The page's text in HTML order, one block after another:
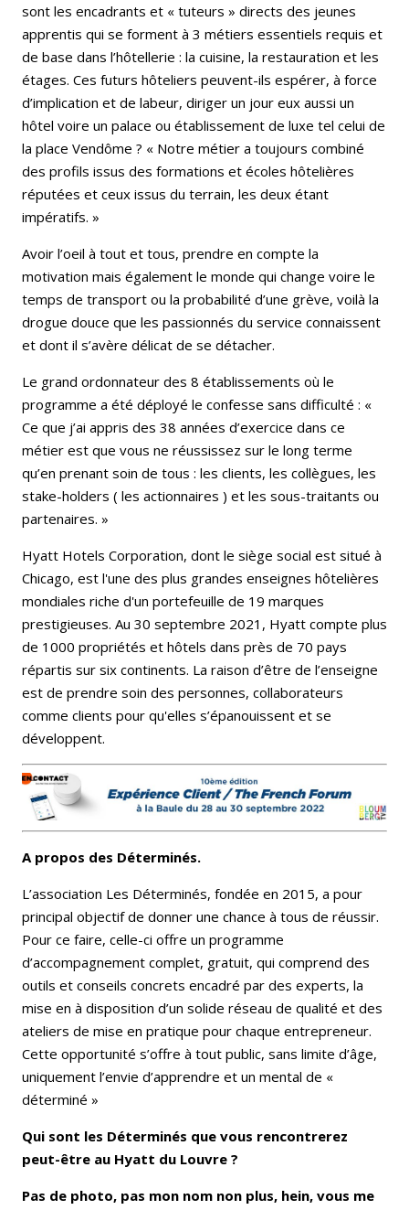
sont les encadrants et « tuteurs » directs des jeunes
apprentis qui se forment à 3 métiers essentiels requis et
de base dans l’hôtellerie : la cuisine, la restauration et les
étages. Ces futurs hôteliers peuvent-ils espérer, à force
d’implication et de labeur, diriger un jour eux aussi un
hôtel voire un palace ou établissement de luxe tel celui de
la place Vendôme ? « Notre métier a toujours combiné
des profils issus des formations et écoles hôtelières
réputées et ceux issus du terrain, les deux étant
impératifs. »
Avoir l’oeil à tout et tous, prendre en compte la
motivation mais également le monde qui change voire le
temps de transport ou la probabilité d’une grève, voilà la
drogue douce que les passionnés du service connaissent
et dont il s’avère délicat de se détacher.
Le grand ordonnateur des 8 établissements où le
programme a été déployé le confesse sans difficulté : «
Ce que j’ai appris des 38 années d’exercice dans ce
métier est que vous ne réussissez sur le long terme
qu’en prenant soin de tous : les clients, les collègues, les
stake-holders ( les actionnaires ) et les sous-traitants ou
partenaires. »
Hyatt Hotels Corporation, dont le siège social est situé à
Chicago, est l'une des plus grandes enseignes hôtelières
mondiales riche d'un portefeuille de 19 marques
prestigieuses. Au 30 septembre 2021, Hyatt compte plus
de 1000 propriétés et hôtels dans près de 70 pays
répartis sur six continents. La raison d’être de l’enseigne
est de prendre soin des personnes, collaborateurs
comme clients pour qu'elles s’épanouissent et se
développent.
A propos des Déterminés.
L’association Les Déterminés, fondée en 2015, a pour
principal objectif de donner une chance à tous de réussir.
Pour ce faire, celle-ci offre un programme
d’accompagnement complet, gratuit, qui comprend des
outils et conseils concrets encadré par des experts, la
mise en à disposition d’un solide réseau de qualité et des
ateliers de mise en pratique pour chaque entrepreneur.
Cette opportunité s’offre à tout public, sans limite d’âge,
uniquement l’envie d’apprendre et un mental de «
déterminé »
Qui sont les Déterminés que vous rencontrerez
peut-être au Hyatt du Louvre ?
Pas de photo, pas mon nom non plus, hein, vous me